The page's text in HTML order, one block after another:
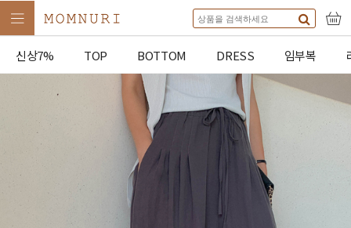
신상7% TOP BOTTOM DRESS 임부복